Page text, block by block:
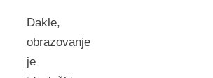
Dakle,
obrazovanje
je